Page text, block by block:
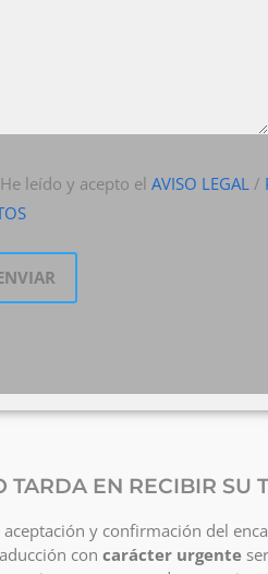
He leído y acepto el AVISO LEGAL /
TARDA EN RECIBIR
y confirmación del
con carácter urgente